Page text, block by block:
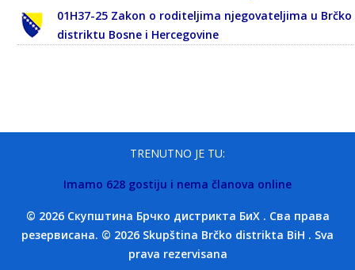
01H37-25 Zakon o roditeljima njegovateljima u Brčko
distriktu Bosne i Hercegovine
TRENUTNO JE TU:
Imamo 628 gostiju i nema članova online
© 2026 Скупштина Брчко дистрикта БиХ . Сва права
резервисана. © 2026 Skupština Brčko distrikta BiH . Sva
prava rezervisana